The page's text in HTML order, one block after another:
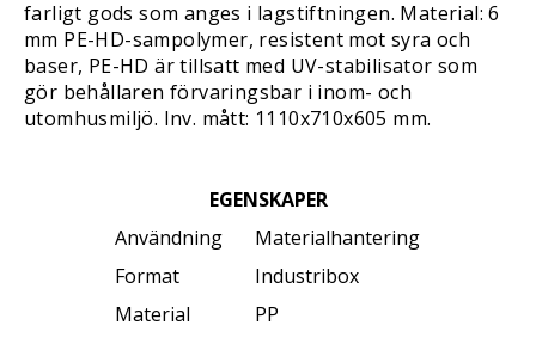
farligt gods som anges i lagstiftningen. Material: 6
mm PE-HD-sampolymer, resistent mot syra och
baser, PE-HD är tillsatt med UV-stabilisator som
gör behållaren förvaringsbar i inom- och
utomhusmiljö. Inv. mått: 1110x710x605 mm.
EGENSKAPER
Användning
Materialhantering
Format
Industribox
Material
PP